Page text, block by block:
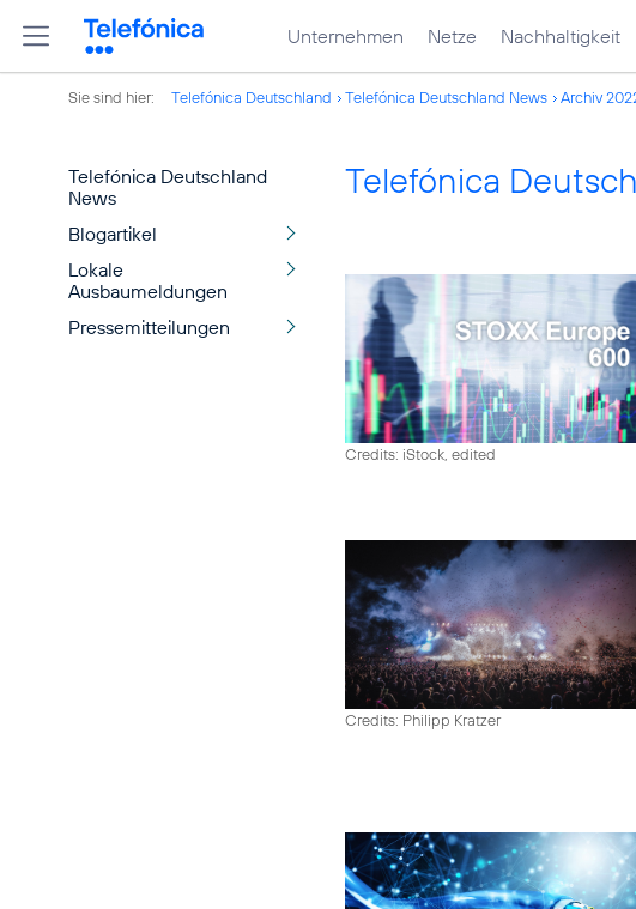
Unternehmen Netze Nachhaltigkeit
Sie sind hier: Telefónica Deutschland Telefónica Deutschland News Archiv
Telefónica Deutschland
News
Blogartikel
Lokale
Ausbaumeldungen
Pressemitteilungen
Telefónica
Credits: iStock, edited
Credits: Philipp Kratzer